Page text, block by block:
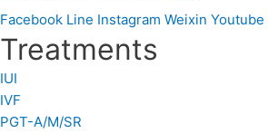
Facebook Line Instagram Weixin Youtube
Treatments
IUI
IVF
PGT-A/M/SR